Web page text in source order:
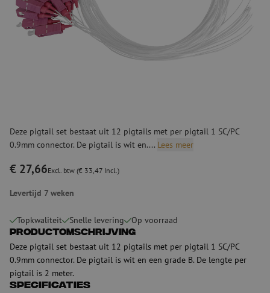
Deze pigtail set bestaat uit 12 pigtails met per pigtail 1 SC/PC
0.9mm connector. De pigtail is wit en.... Lees meer
€ 27,66Excl. btw (€ 33,47 Incl.)
Levertijd 7 weken
Topkwaliteit Snelle levering Op voorraad
Productomschrijving
Deze pigtail set bestaat uit 12 pigtails met per pigtail 1 SC/PC
0.9mm connector. De pigtail is wit en een grade B. De lengte per
pigtail is 2 meter.
Specificaties